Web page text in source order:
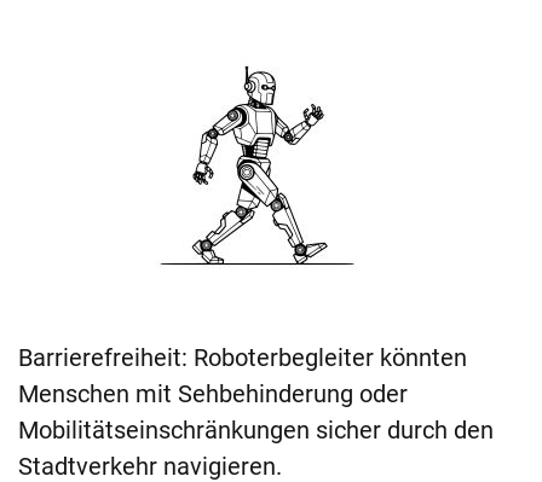
Barrierefreiheit: Roboterbegleiter könnten
Menschen mit Sehbehinderung oder
Mobilitätseinschränkungen sicher durch den
Stadtverkehr navigieren.